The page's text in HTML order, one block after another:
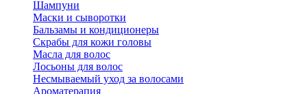
Шампуни
Маски и сыворотки
Бальзамы и кондиционеры
Скрабы для кожи головы
Масла для волос
Лосьоны для волос
Несмываемый уход за волосами
Ароматерапия